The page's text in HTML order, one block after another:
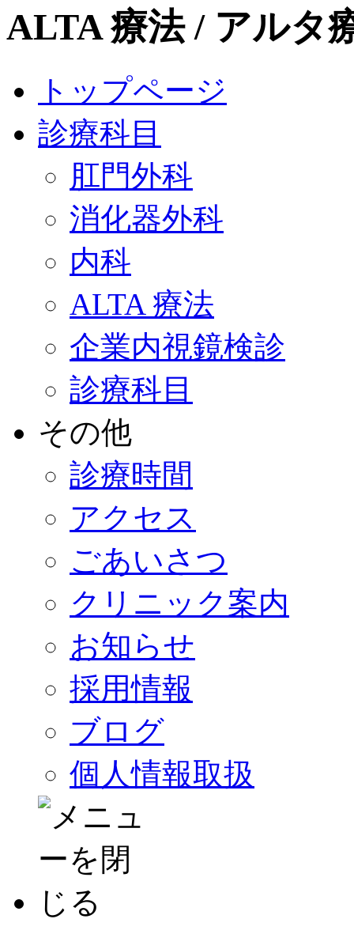
ALTA 療法 / アル
トップページ
診療科目
肛門外科
消化器外科
内科
ALTA 療法
企業内視鏡検診
診療科目
その他
診療時間
アクセス
ごあいさつ
クリニック案内
お知らせ
採用情報
ブログ
個人情報取扱